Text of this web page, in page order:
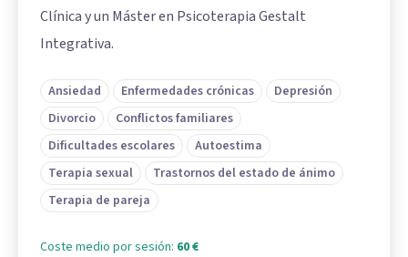
Clínica y un Máster en Psicoterapia Gestalt
Integrativa.
Ansiedad Enfermedades crónicas
Depresión
Divorcio
Conflictos familiares
Dificultades escolares
Autoestima
Terapia sexual
Trastornos del estado de ánimo
Terapia de pareja
Coste medio por sesión: 60 €